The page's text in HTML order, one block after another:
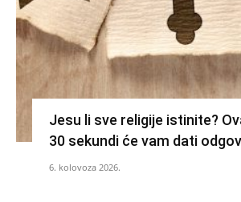
Jesu li sve religije istinite?
30 sekundi će vam dati
6. kolovoza 2026.